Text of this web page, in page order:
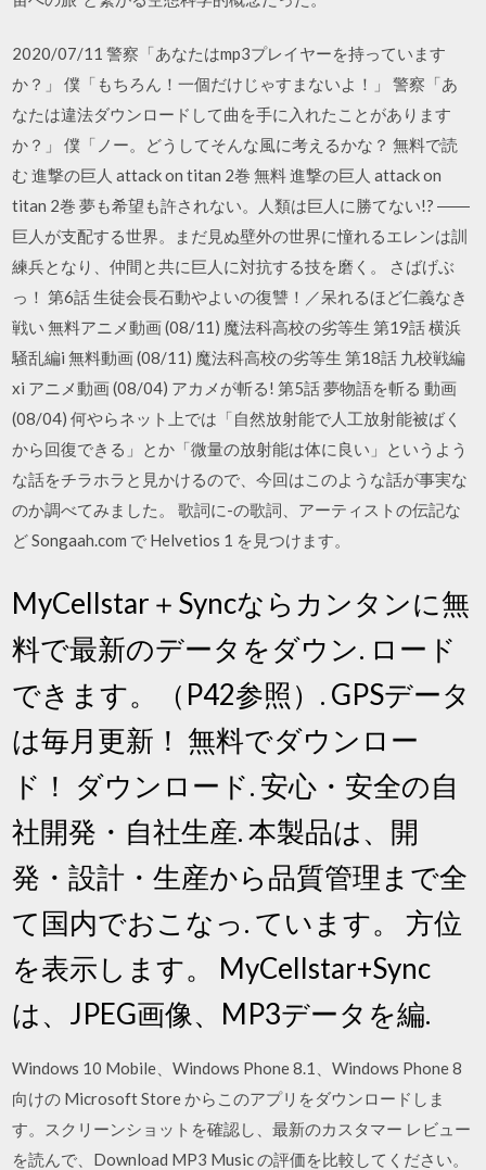
2020/07/11 警察「あなたはmp3プレイヤーを持っています
か？」 僕「もちろん！一個だけじゃすまないよ！」 警察「あ
なたは違法ダウンロードして曲を手に入れたことがあります
か？」 僕「ノー。どうしてそんな風に考えるかな？ 無料で読
む 進撃の巨人 attack on titan 2巻 無料 進撃の巨人 attack on
titan 2巻 夢も希望も許されない。人類は巨人に勝てない!? ――
巨人が支配する世界。まだ見ぬ壁外の世界に憧れるエレンは訓
練兵となり、仲間と共に巨人に対抗する技を磨く。 さばげぶ
っ！ 第6話 生徒会長石動やよいの復讐！／呆れるほど仁義なき
戦い 無料アニメ動画 (08/11) 魔法科高校の劣等生 第19話 横浜
騒乱編i 無料動画 (08/11) 魔法科高校の劣等生 第18話 九校戦編
xi アニメ動画 (08/04) アカメが斬る! 第5話 夢物語を斬る 動画
(08/04) 何やらネット上では「自然放射能で人工放射能被ばく
から回復できる」とか「微量の放射能は体に良い」というよう
な話をチラホラと見かけるので、今回はこのような話が事実な
のか調べてみました。 歌詞に-の歌詞、アーティストの伝記な
ど Songaah.com で Helvetios 1 を見つけます。
MyCellstar＋Syncならカンタンに無
料で最新のデータをダウン. ロード
できます。（P42参照）. GPSデータ
は毎月更新！ 無料でダウンロー
ド！ ダウンロード. 安心・安全の自
社開発・自社生産. 本製品は、開
発・設計・生産から品質管理まで全
て国内でおこなっ. ています。 方位
を表示します。 MyCellstar+Sync
は、JPEG画像、MP3データを編.
Windows 10 Mobile、Windows Phone 8.1、Windows Phone 8
向けの Microsoft Store からこのアプリをダウンロードしま
す。スクリーンショットを確認し、最新のカスタマー レビュー
を読んで、Download MP3 Music の評価を比較してください。